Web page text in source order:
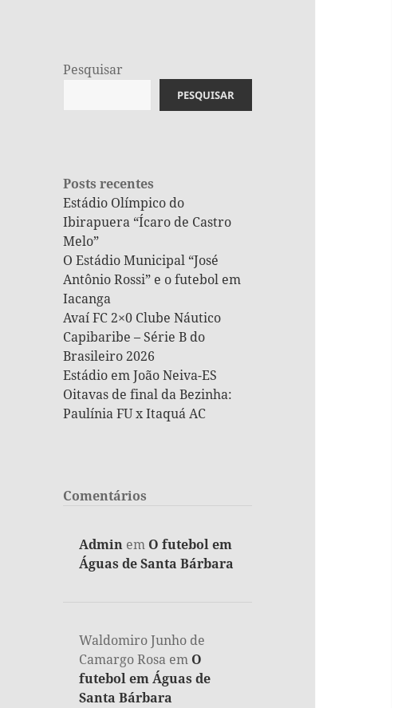
Pesquisar
PESQUISAR
Posts recentes
Estádio Olímpico do
Ibirapuera “Ícaro de Castro
Melo”
O Estádio Municipal “José
Antônio Rossi” e o futebol em
Iacanga
Avaí FC 2×0 Clube Náutico
Capibaribe – Série B do
Brasileiro 2026
Estádio em João Neiva-ES
Oitavas de final da Bezinha:
Paulínia FU x Itaquá AC
Comentários
Admin em O futebol em
Águas de Santa Bárbara
Waldomiro Junho de
Camargo Rosa em O
futebol em Águas de
Santa Bárbara